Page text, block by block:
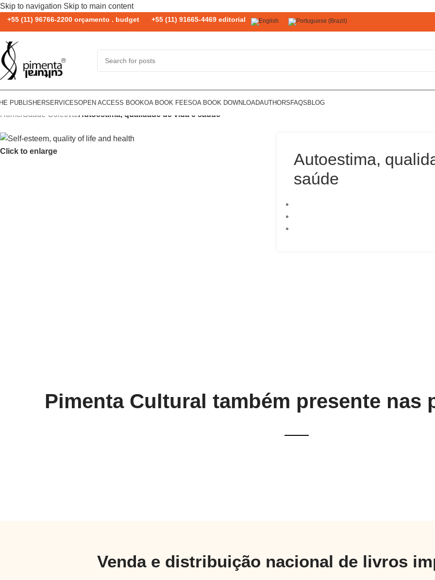
Skip to navigation Skip to main content
+55 (11) 96766-2200 orçamento . budget +55 (11) 91665-4469 editorial
PUBLISHERSERVICESOPEN ACCESS BOOKOA BOOK FEESOA BOOK DOWNLOADAUTHORS FAQS BLOG
Home/Saúde Coletiva/Autoestima, qualidade de vida e saúde
Click to enlarge
Autoestima,
saúde
Pimenta Cultural também presente nas
Venda e distribuição nacional de livros